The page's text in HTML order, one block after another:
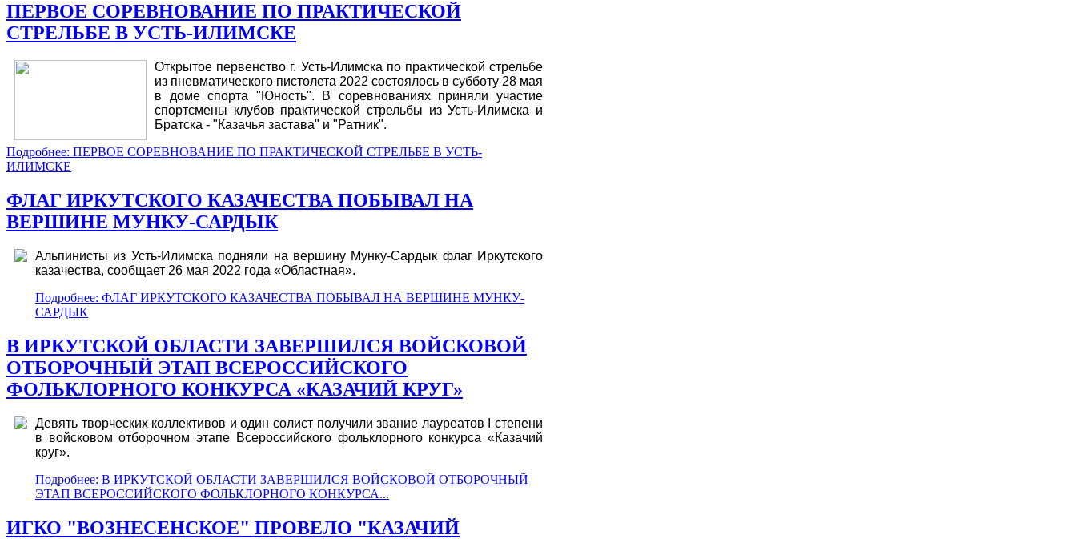
ПЕРВОЕ СОРЕВНОВАНИЕ ПО ПРАКТИЧЕСКОЙ
СТРЕЛЬБЕ В УСТЬ-ИЛИМСКЕ
Открытое первенство г. Усть-Илимска по практической стрельбе
из пневматического пистолета 2022 состоялось в субботу 28 мая
в доме спорта "Юность". В соревнованиях приняли участие
спортсмены клубов практической стрельбы из Усть-Илимска и
Братска - "Казачья застава" и "Ратник".
Подробнее: ПЕРВОЕ СОРЕВНОВАНИЕ ПО ПРАКТИЧЕСКОЙ СТРЕЛЬБЕ В УСТЬ-
ИЛИМСКЕ
ФЛАГ ИРКУТСКОГО КАЗАЧЕСТВА ПОБЫВАЛ НА
ВЕРШИНЕ МУНКУ-САРДЫК
Альпинисты из Усть-Илимска подняли на вершину Мунку-Сардык флаг Иркутского
казачества, сообщает 26 мая 2022 года «Областная».
Подробнее: ФЛАГ ИРКУТСКОГО КАЗАЧЕСТВА ПОБЫВАЛ НА ВЕРШИНЕ МУНКУ-
САРДЫК
В ИРКУТСКОЙ ОБЛАСТИ ЗАВЕРШИЛСЯ ВОЙСКОВОЙ
ОТБОРОЧНЫЙ ЭТАП ВСЕРОССИЙСКОГО
ФОЛЬКЛОРНОГО КОНКУРСА «КАЗАЧИЙ КРУГ»
Девять творческих коллективов и один солист получили звание лауреатов I степени
в войсковом отборочном этапе Всероссийского фольклорного конкурса «Казачий
круг».
Подробнее: В ИРКУТСКОЙ ОБЛАСТИ ЗАВЕРШИЛСЯ ВОЙСКОВОЙ ОТБОРОЧНЫЙ
ЭТАП ВСЕРОССИЙСКОГО ФОЛЬКЛОРНОГО КОНКУРСА...
ИГКО "ВОЗНЕСЕНСКОЕ" ПРОВЕЛО "КАЗАЧИЙ